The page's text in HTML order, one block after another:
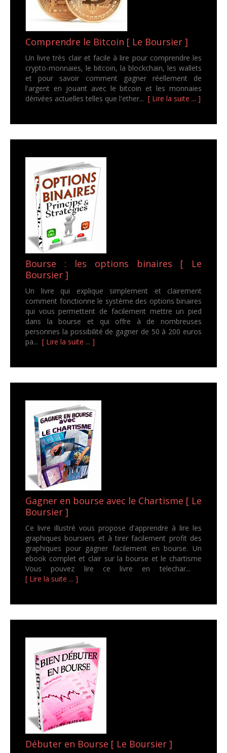
Comprendre le Bitcoin [ Le Boursier ]
Un livre très clair et facile à lire pour comprendre les
crypto-monnaies, le bitcoin, la blockchain, les wallets
et pour savoir comment gagner réellement de
l'argent en jouant avec le bitcoin et les monnaies
dérivées actuelles telles que l'ether... [ Lire la suite ... ]
Bourse : les options binaires [ Le
Boursier ]
Un livre qui explique simplement et clairement
comment fonctionne le système des options binaires
qui vous permettent de facilement mettre un pied
dans la bourse et qui offre à de nombreuses
personnes la possibilité de gagner de 50 à 200 euros
pa... [ Lire la suite ... ]
Gagner en bourse avec le Chartisme [ Le
Boursier ]
Ce livre illustré vous propose d'apprendre à lire les
graphiques boursiers et à tirer facilement profit des
graphiques pour gagner facilement en bourse. Un
ebook complet et clair sur la bourse et le chartisme
Vous pouvez lire ce livre en telechar...
[ Lire la suite ... ]
Débuter en Bourse [ Le Boursier ]